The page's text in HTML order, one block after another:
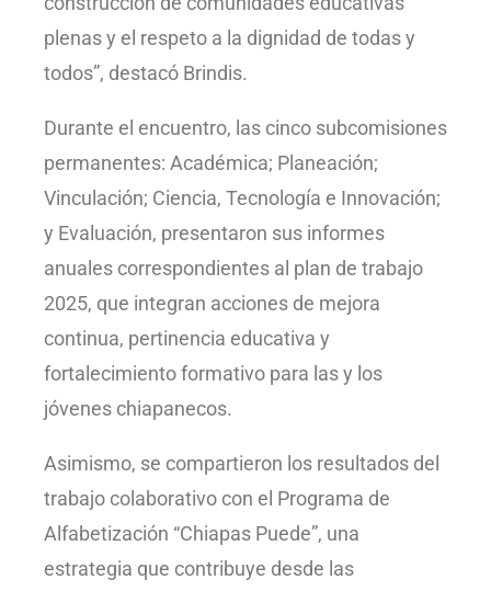
plenas y el respeto a la dignidad de todas y
todos”, destacó Brindis.
Durante el encuentro, las cinco subcomisiones
permanentes: Académica; Planeación;
Vinculación; Ciencia, Tecnología e Innovación;
y Evaluación, presentaron sus informes
anuales correspondientes al plan de trabajo
2025, que integran acciones de mejora
continua, pertinencia educativa y
fortalecimiento formativo para las y los
jóvenes chiapanecos.
Asimismo, se compartieron los resultados del
trabajo colaborativo con el Programa de
Alfabetización “Chiapas Puede”, una
estrategia que contribuye desde las